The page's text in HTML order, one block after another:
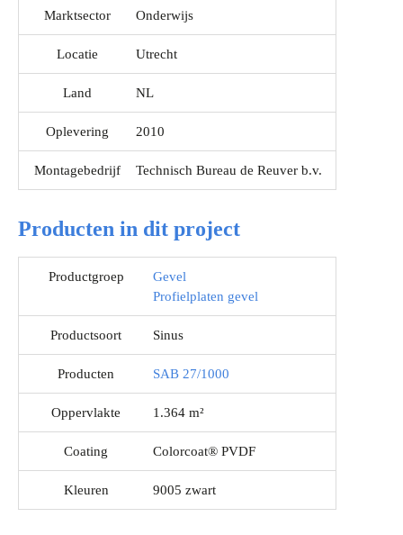
Marktsector Onderwijs
Locatie Utrecht
Land NL
Oplevering 2010
Montagebedrijf Technisch Bureau de Reuver b.v.
Producten in dit project
Productgroep
Gevel
Profielplaten gevel
Productsoort Sinus
Producten SAB 27/1000
Oppervlakte 1.364 m²
Coating Colorcoat® PVDF
Kleuren 9005 zwart